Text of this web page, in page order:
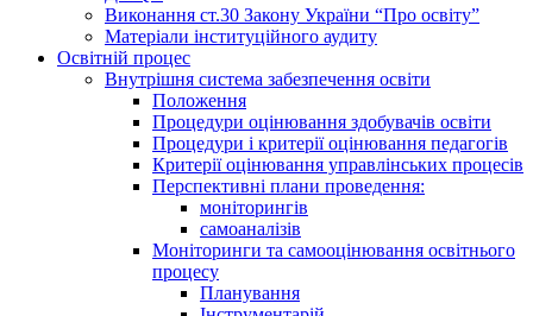
Виконання ст.30 Закону України “Про освіту”
Матеріали інституційного аудиту
Освітній процес
Внутрішня система забезпечення освіти
Положення
Процедури оцінювання здобувачів освіти
Процедури і критерії оцінювання педагогів
Критерії оцінювання управлінських процесів
Перспективні плани проведення:
моніторингів
самоаналізів
Моніторинги та самооцінювання освітнього
процесу
Планування